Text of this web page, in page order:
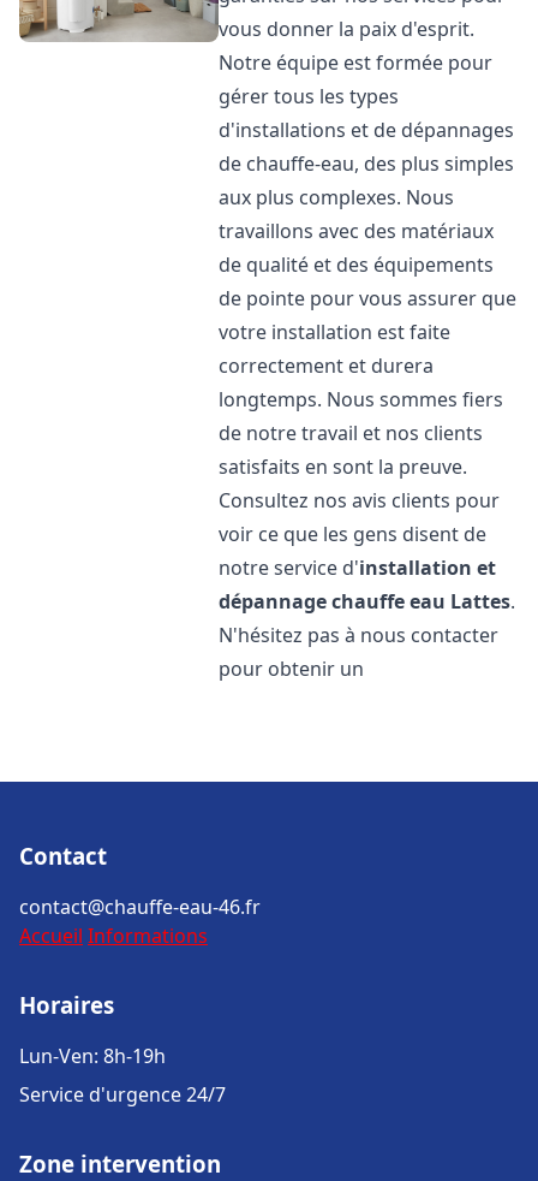
vous donner la paix d'esprit.
Notre équipe est formée pour
gérer tous les types
d'installations et de dépannages
de chauffe-eau, des plus simples
aux plus complexes. Nous
travaillons avec des matériaux
de qualité et des équipements
de pointe pour vous assurer que
votre installation est faite
correctement et durera
longtemps. Nous sommes fiers
de notre travail et nos clients
satisfaits en sont la preuve.
Consultez nos avis clients pour
voir ce que les gens disent de
notre service d'installation et
dépannage chauffe eau Lattes.
N'hésitez pas à nous contacter
pour obtenir un
Contact
contact@chauffe-eau-46.fr
Accueil Informations
Horaires
Lun-Ven: 8h-19h
Service d'urgence 24/7
Zone intervention